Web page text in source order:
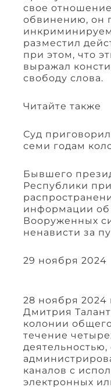
свое
обвинению, он
разместил
при этом, что
выражал
свободу слова.
Читайте также
Суд
семи годам
Бывшего
Республики
информации об
Вооруженных
ненависти за
29 ноября 2024
28 ноября 2024
Дмитрия
колонии
течение
деятельностью,
каналов с
электронных